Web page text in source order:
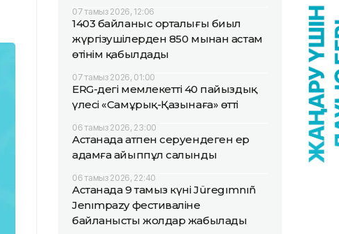
07 тамыз 2026, 12:06
1403 байланыс орталығы биыл
жүргізушілерден 850 мыңнан астам
өтінім қабылдады
07 тамыз 2026, 01:00
ERG-дегі мемлекеттің 40 пайыздық
үлесі «Самұрық-Қазынаға» өтті
06 тамыз 2026, 23:00
Астанада атпен серуендеген ер
адамға айыппұл салынды
06 тамыз 2026, 22:40
Астанада 9 тамыз күні Jüregımnıñ
Jenımpazy фестиваліне
байланысты жолдар жабылады